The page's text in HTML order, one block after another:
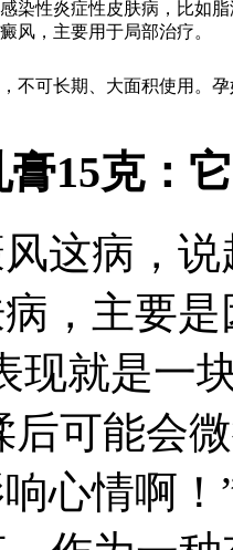
染性炎症性皮肤病，比如
风，主要用于局部治疗。
不可长期、大面积使用。
15克：
这病，
，主要
现就是一
后可能会
心情啊